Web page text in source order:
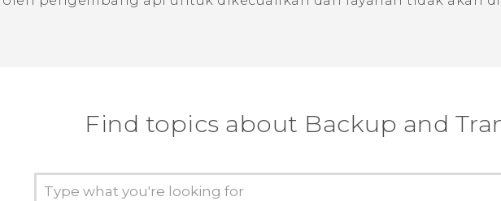
Find topics about Backup and